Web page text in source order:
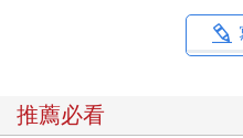
推薦必看